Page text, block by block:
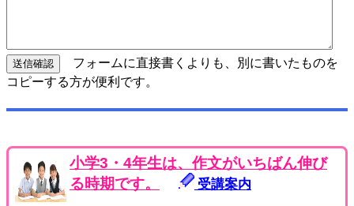
フォームに直接書くよりも、別に書いたものを
コピーする方が便利です。
小学3・4年生は、作文がいちばん伸び
る時期です。
受講案内